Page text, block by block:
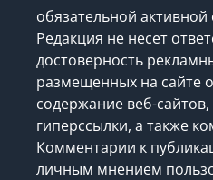
обязательной
Редакция не несет
достоверность
размещенных на сайте
содержание веб-
гиперссылки, а также
Комментарии к
личным мнением